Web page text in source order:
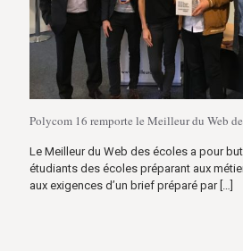
Polycom 16 remporte le Meilleur du Web
Le Meilleur du Web des écoles a pour
étudiants des écoles préparant aux
aux exigences d’un brief préparé par[…]